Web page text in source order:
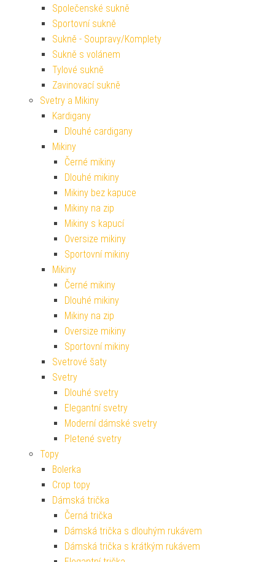
Společenské sukně
Sportovní sukně
Sukně - Soupravy/Komplety
Sukně s volánem
Tylové sukně
Zavinovací sukně
Svetry a Mikiny
Kardigany
Dlouhé cardigany
Mikiny
Černé mikiny
Dlouhé mikiny
Mikiny bez kapuce
Mikiny na zip
Mikiny s kapucí
Oversize mikiny
Sportovní mikiny
Mikiny
Černé mikiny
Dlouhé mikiny
Mikiny na zip
Oversize mikiny
Sportovní mikiny
Svetrové šaty
Svetry
Dlouhé svetry
Elegantní svetry
Moderní dámské svetry
Pletené svetry
Topy
Bolerka
Crop topy
Dámská trička
Černá trička
Dámská trička s dlouhým rukávem
Dámská trička s krátkým rukávem